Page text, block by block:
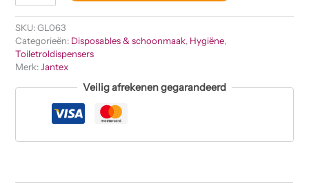
SKU:GL063
Categorieën: Disposables & schoonmaak, Hygiëne,
Toiletroldispensers
Merk: Jantex
Veilig afrekenen gegarandeerd